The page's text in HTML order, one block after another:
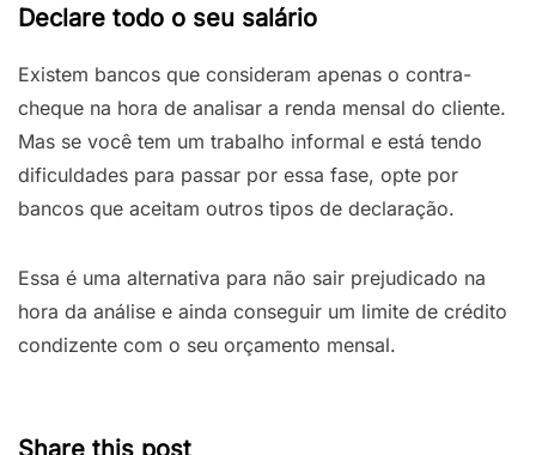
Declare todo o seu salário
Existem bancos que consideram apenas o contra-
cheque na hora de analisar a renda mensal do cliente.
Mas se você tem um trabalho informal e está tendo
dificuldades para passar por essa fase, opte por
bancos que aceitam outros tipos de declaração.
Essa é uma alternativa para não sair prejudicado na
hora da análise e ainda conseguir um limite de crédito
condizente com o seu orçamento mensal.
Share this post